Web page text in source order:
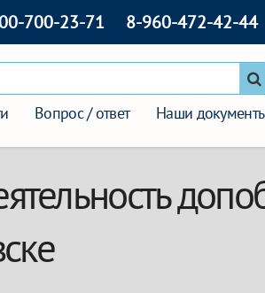
700-23-71 8-960-472-42-44
Вопрос / ответ Наши